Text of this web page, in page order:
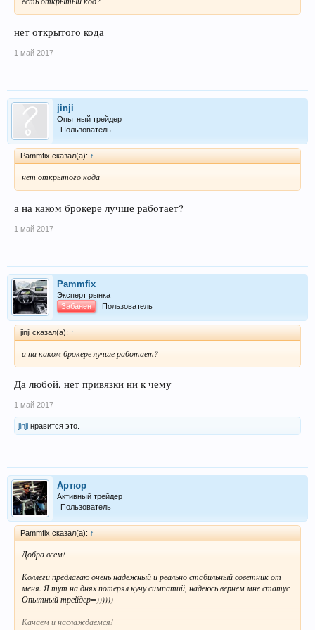
нет открытого кода
1 май 2017
jinji
Опытный трейдер
Пользователь
Pammfix сказал(а): ↑
нет открытого кода
а на каком брокере лучше работает?
1 май 2017
Pammfix
Эксперт рынка
Забанен
Пользователь
jinji сказал(а): ↑
а на каком брокере лучше работает?
Да любой, нет привязки ни к чему
1 май 2017
jinji нравится это.
Артюр
Активный трейдер
Пользователь
Pammfix сказал(а): ↑
Добра всем!
Коллеги предлагаю очень надежный и реально стабильный советник от
меня. Я тут на днях потерял кучу симпатий, надеюсь вернем мне статус
Опытный трейдер=))))))
Качаем и наслаждаемся!